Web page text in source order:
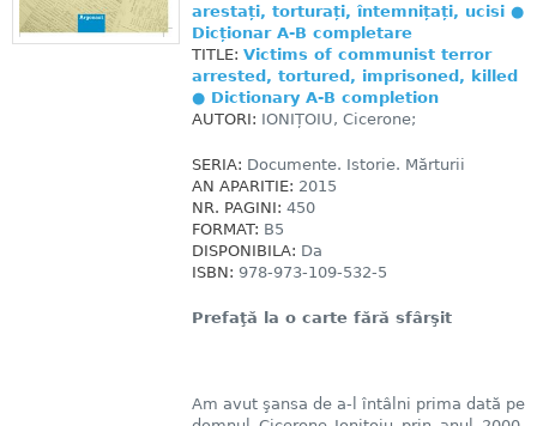
arestați, torturați, întemnițați, ucisi ●
Dicționar A-B completare
TITLE: Victims of communist terror
arrested, tortured, imprisoned, killed
● Dictionary A-B completion
AUTORI: IONIȚOIU, Cicerone;
SERIA: Documente. Istorie. Mărturii
AN APARITIE: 2015
NR. PAGINI: 450
FORMAT: B5
DISPONIBILA: Da
ISBN: 978-973-109-532-5
Prefaţă la o carte fără sfârşit
Am avut şansa de a-l întâlni prima dată pe